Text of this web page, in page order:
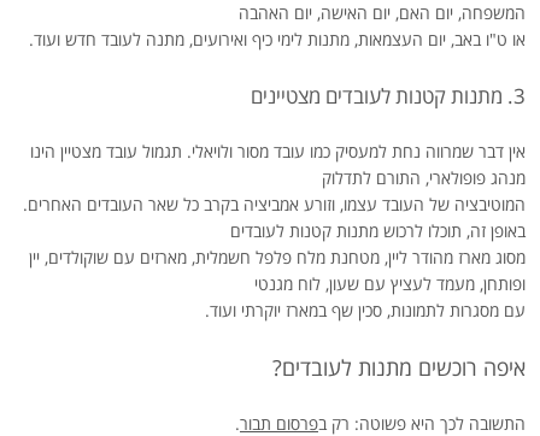
המשפחה, יום האם, יום האישה, יום האהבה
או ט"ו באב, יום העצמאות, מתנות לימי כיף ואירועים, מתנה לעובד חדש ועוד.
3. מתנות קטנות לעובדים מצטיינים
אין דבר שמרווה נחת למעסיק כמו עובד מסור ולויאלי. תגמול עובד מצטיין הינו
מנהג פופולארי, התורם לתדלוק
המוטיבציה של העובד עצמו, וזורע אמביציה בקרב כל שאר העובדים האחרים.
באופן זה, תוכלו לרכוש מתנות קטנות לעובדים
מסוג מארז מהודר ליין, מטחנת מלח פלפל חשמלית, מארזים עם שוקולדים, יין
ופותחן, מעמד לעציץ עם שעון, לוח מגנטי
עם מסגרות לתמונות, סכין שף במארז יוקרתי ועוד.
איפה רוכשים מתנות לעובדים?
התשובה לכך היא פשוטה: רק בפרסום תבור.